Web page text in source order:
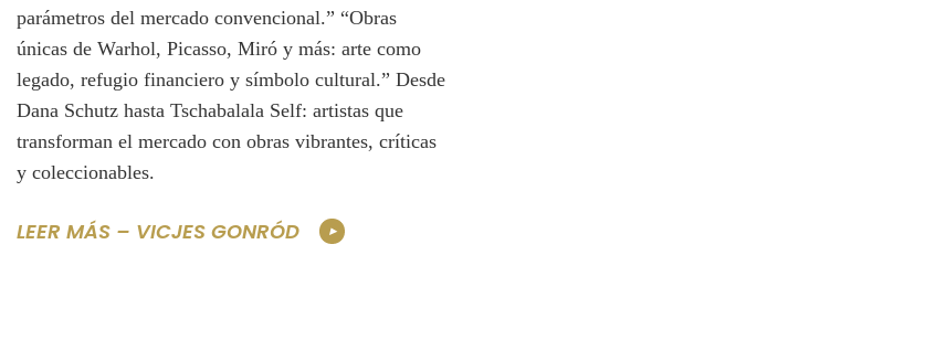
parámetros del mercado convencional.” “Obras
únicas de Warhol, Picasso, Miró y más: arte como
legado, refugio financiero y símbolo cultural.” Desde
Dana Schutz hasta Tschabalala Self: artistas que
transforman el mercado con obras vibrantes, críticas
y coleccionables.
LEER MÁS – VICJES GONRÓD